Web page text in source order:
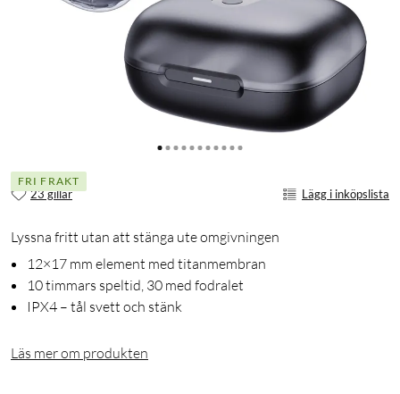
FRI FRAKT
23 gillar Lägg i inköpslista
Lyssna fritt utan att stänga ute omgivningen
12×17 mm element med titanmembran
10 timmars speltid, 30 med fodralet
IPX4 – tål svett och stänk
Läs mer om produkten